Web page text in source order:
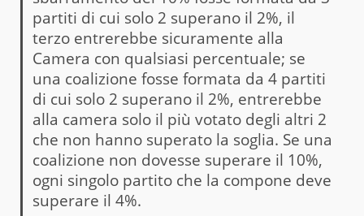
partiti di cui solo 2 superano il 2%, il
terzo entrerebbe sicuramente alla
Camera con qualsiasi percentuale; se
una coalizione fosse formata da 4 partiti
di cui solo 2 superano il 2%, entrerebbe
alla camera solo il più votato degli altri 2
che non hanno superato la soglia. Se una
coalizione non dovesse superare il 10%,
ogni singolo partito che la compone deve
superare il 4%.